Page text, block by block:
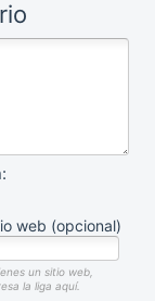
web (opcional)
un sitio web,
la liga aquí.